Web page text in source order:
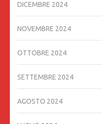
DICEMBRE 2024
NOVEMBRE 2024
OTTOBRE 2024
SETTEMBRE 2024
AGOSTO 2024